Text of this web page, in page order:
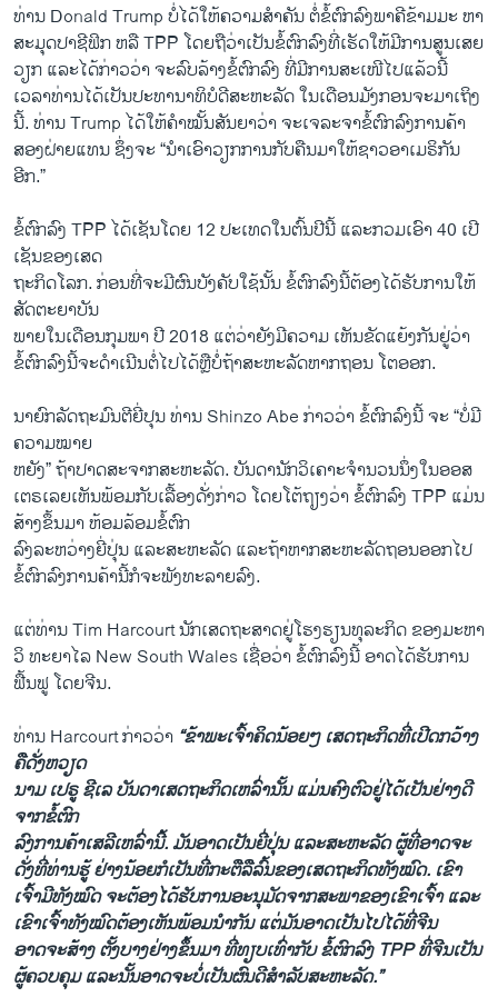
ທ່ານ Donald Trump ບໍ່​ໄດ້​ໃຫ້​ຄວາມ​ສຳຄັນ ​ຕໍ່ຂໍ້​ຕົກລົງ​ພາຄີ​ຂ້າມ​ມະ ຫາ​
ສະມຸດປາ​ຊີ​ຟິກ ຫລື TPP ​ໂດຍ​ຖືວ່າ​ເປັນ​ຂໍ້​ຕົກລົງ​ທີ່ເຮັດໃຫ້​ມີ​ການ​ສູນ​ເສຍ​
ວຽກ ​ແລະ​ໄດ້ກ່າວ​ວ່າ ​ຈະ​ລົບ​ລ້າງ​ຂໍ້ຕົກລົງ ທີ່​ມີ​ການສະ​ເໜີ​ໄປ​ແລ້ວນີ້ ​
ເວລາ​ທ່ານ​ໄດ້​ເປັນ​ປະທານາທິບໍດີ​ສະຫະ​ລັດ ​ໃນ​ເດືອນ​ມັງ​ກອນ​ຈະ​ມາ​ເຖິງ​
ນີ້. ທ່ານ Trump ​ໄດ້​ໃຫ້​ຄຳ​ໝັ້ນ​ສັນຍາວ່າ ​ຈະ​ເຈລະຈາ​ຂໍ້​ຕົກລົງ​ການ​ຄ້າ
ສອງ​ຝ່າຍ​ແທນ ຊຶ່ງຈະ “​ນຳ​ເອົາ​ວຽກ​ການກັບ​ຄືນ​ມາໃຫ້​ຊາວ​ອາ​ເມຣິກັນ​
ອີກ.”
ຂໍ້​ຕົກລົງ TPP ​ໄດ້​ເຊັນ​ໂດຍ 12 ປະ​ເທດ​ໃນ​ຕົ້ນ​ປີ​ນີ້ ​ແລະ​ກວມ​ເອົາ 40 ​ເປີ​
ເຊັນ​ຂອງ​ເສດ
ຖະກິດ​ໂລກ. ​ກ່ອນ​ທີ່​ຈະ​ມີ​ຜົນ​ບັງຄັບ​ໃຊ້​ນັ້ນ ຂໍ້​ຕົກລົງ​ນີ້ຕ້ອງ​ໄດ້​ຮັບ​ການ​ໃຫ້
ສັດຕະຍາບັນ
ພາຍໃນ​ເດືອນ​ກຸມພາ ປີ 2018 ​ແຕ່​ວ່າ​ຍັງ​ມີ​ຄວາມ ​ເຫັນ​ຂັດ​ແຍ້​ງກັນ​ຢູ່ວ່າ
ຂໍ້​ຕົກລົງ​ນີ້ຈະ​ດຳ​ເນີນ​ຕໍ່​ໄປ​ໄດ້​ຫຼືບໍ່​ຖ້າ​ສະຫະລັດ​ຫາກ​ຖອນ ​ໂຕ​ອອກ.
ນາຍົກລັດຖະມົນຕີຍີ່ປຸນ ​ທ່ານ Shinzo Abe ກ່າວ​ວ່າ ​ຂໍ້​ຕົກລົງນີ້ ​ຈະ “ບໍ່​ມີ​
ຄວາມໝາຍ
ຫຍັງ” ຖ້າປາດ​ສະ​ຈາກ​ສະຫະລັດ. ບັນດາ​ນັກວິ​ເຄາະ​ຈຳນວນ​ນຶ່ງ​ໃນ​ອອສ​
ເຕຣ​ເລຍ​ເຫັນ​ພ້​ອມກັບ​ເລື້ອງ​ດັ່ງກ່າວ ໂດຍ​ໂຕ້​ຖຽງ​ວ່າ ຂໍ້​ຕົກລົງ TPP ​ແມ່ນ
ສ້າງ​ຂຶ້ນ​ມາ ​ຫ້ອມ​ລ້ອມຂໍ້​ຕົກ
ລົງ​ລະຫວ່າງຍີ່ປຸ່ນ ​ແລະ​ສະຫະລັດ ​ແລະ​ຖ້າ​ຫາກ​ສະຫະລັດ​ຖອນ​ອອກ​ໄປ
ຂໍ້​ຕົກລົງການ​ຄ້ານີ້ກໍ​ຈະ​ພັງ​ທະລາ​ຍ​ລົງ.
​ແຕ່​ທ່ານ Tim Harcourt ນັກ​ເສດຖະສາດ​ຢູ່ໂຮງຮຽນ​ທຸລະ​ກິດ ຂອງມະຫາ​
ວິ ທະຍາໄລ New South Wales ​ເຊື່ອ​ວ່າ ​ຂໍ້​ຕົກລົງນີ້​ ອາດໄດ້​ຮັບ​ການ​
ຟື້ນຟູ ໂດຍ​ຈີນ.
ທ່ານ Harcourt ກ່າວ​ວ່າ “ຂ້າພະ​ເຈົ້າຄິດ​ນ້ອຍໆ ​ເສດຖະກິດທີ່​ເປີດ​ກວ້າງ ​
ຄື​ດັ່ງ​ຫວຽດ
ນາມ ​ເປຣູ ຊີ​ເລ ບັນດາ​ເສດຖະກິດ​ເຫລົ່າ​ນັ້ນ ແມ່ນຄົງ​ຕົວ​ຢູ່​ໄດ້​ເປັນ​ຢ່າງ​ດີ ​
ຈາກຂໍ້​ຕົກ
ລົງ​ການ​ຄ້າ​ເສລີ​ເຫລົ່ານີ້. ມັນ​ອາດ​ເປັນ​ຍີ່ປຸ່ນ ​ແລະ​ສະຫະລັດ ຜູ້​ທີ່​ອາດ​ຈະ
ດັ່ງ​ທີ່ທ່ານ​ຮູ້ ຢ່າງ​ນ້ອຍ​ກໍເປັນ​ທີ່​ກະຕືລືລົ້ນຂອງ​ເສດຖະກິດ​ທັງ​ໝົດ. ​ເຂົາ​
ເຈົ້າ​ມີ​ທັງ​ໝົດ​ ຈະ​ຕ້ອງ​ໄດ້​ຮັບ​ການ​ອະນຸມັດ​ຈາກສະພາ​ຂອງ​ເຂົາ​ເຈົ້າ ​ແລະ​
ເຂົາ​ເຈົ້າ​ທັງ​ໝົດ​ຕ້ອງ​ເຫັນ​ພ້ອ​ມນຳ​ກັນ ​ແຕ່​ມັນ​ອາດ​ເປັນ​ໄປ​ໄດ້​ທີ່​ຈີນ
ອາດຈະສ້າງ ຕັ້ງ​ບາງ​ຢ່າງຂຶ້ນ​ມາ ​ທີ່​ທຽບ​ເທົ່າ​ກັບ ​ຂໍ້​ຕົກລົງ TPP ທີ່​ຈີນເປັນ​
ຜູ້​ຄວບ​ຄຸມ​ ​ແລະ​ນັ້ນ​ອາດຈະ​ບໍ່ເປັນ​ຜົນ​ດີ​ສຳລັບ​ສະຫະລັດ.”